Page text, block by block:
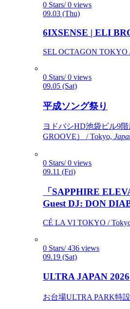
0 Stars/ 0 views
09.03 (Thu)
6IXSENSE | ELI
SEL OCTAGON TOKYO
0 Stars/ 0 views
09.05 (Sat)
平成ソング祭り
ヨドバシHD池袋ビル9
GROOVE） / Tokyo,
0 Stars/ 0 views
09.11 (Fri)
「SAPPHIRE
Guest DJ: DON
CÉ LA VI TOKYO /
0 Stars/ 436 views
09.19 (Sat)
ULTRA JAPAN 2026
お台場ULTRA PARK特